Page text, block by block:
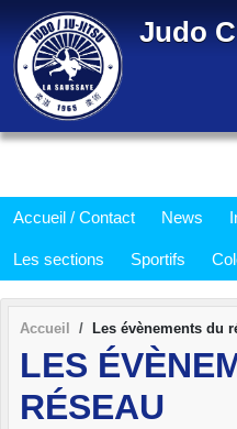
Judo
Accueil / Contact News
Les sections Sportifs
Accueil Les évènements du
LES
RÉSEAU
Panneau de gestion des